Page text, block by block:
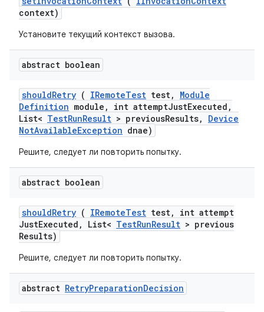
context)
Установите текущий контекст вызова.
abstract boolean
shouldRetry ( IRemoteTest test,
Module
Definition module , int attemptJustExecuted ,
List< TestRunResult > previousResults,
Device
NotAvailableException dnae)
Решите, следует ли повторить попытку.
abstract boolean
shouldRetry ( IRemoteTest test,
int attempt
JustExecuted , List< TestRunResult > previous
Results)
Решите, следует ли повторить попытку.
abstract RetryPreparationDecision